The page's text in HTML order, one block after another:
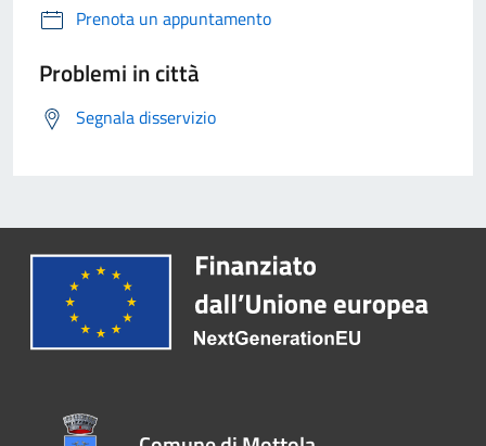
Prenota un appuntamento
Problemi in città
Segnala disservizio